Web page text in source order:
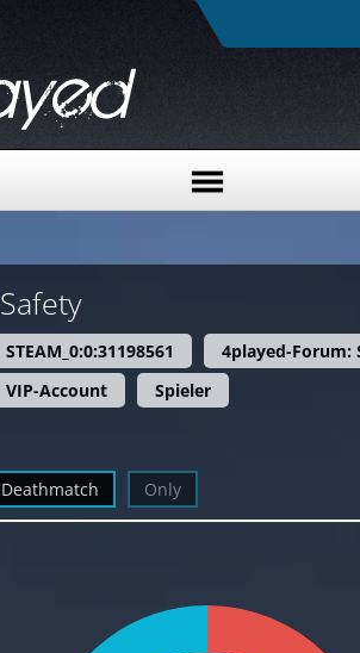
Safety
STEAM_0:0:31198561
4played-Forum:
VIP-Account
Spieler
Deathmatch Only